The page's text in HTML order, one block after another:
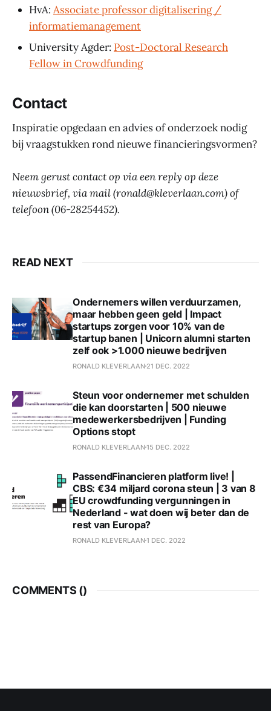
HvA: Associate professor digitalisering /
informatiemanagement
University Agder: Post-Doctoral Research
Fellow in Crowdfunding
Contact
Inspiratie opgedaan en advies of onderzoek nodig
bij vraagstukken rond nieuwe financieringsvormen?
Neem gerust contact op via een reply op deze
nieuwsbrief, via mail (ronald@kleverlaan.com) of
telefoon (06-28254452).
READ NEXT
Ondernemers willen verduurzamen,
maar hebben geen geld | Impact
startups zorgen voor 10% van de
startup banen | Unicorn alumni starten
zelf ook >1.000 nieuwe bedrijven
RONALD KLEVERLAAN 21 DEC. 2022
Steun voor ondernemer met schulden
die kan doorstarten | 500 nieuwe
medewerkersbedrijven | Funding
Options stopt
RONALD KLEVERLAAN15 DEC. 2022
PassendFinancieren platform live! |
CBS: €34 miljard corona steun | 3 van 8
EU crowdfunding vergunningen in
Nederland - wat doen wij beter dan de
rest van Europa?
RONALD KLEVERLAAN1 DEC. 2022
COMMENTS ()